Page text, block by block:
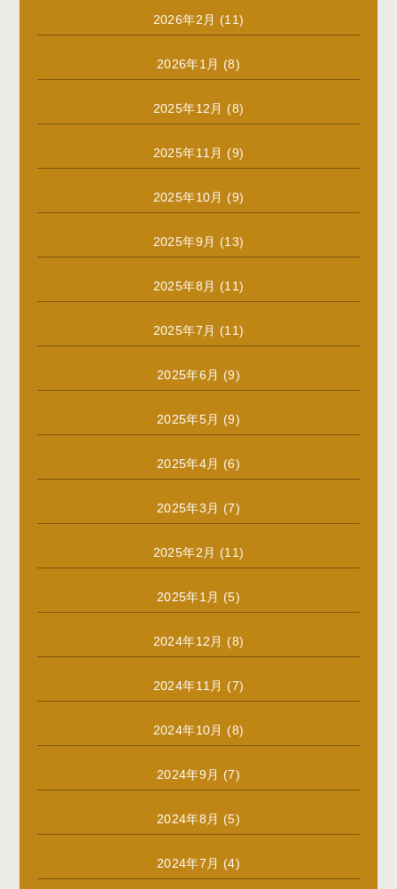
2026年2月 (11)
2026年1月 (8)
2025年12月 (8)
2025年11月 (9)
2025年10月 (9)
2025年9月 (13)
2025年8月 (11)
2025年7月 (11)
2025年6月 (9)
2025年5月 (9)
2025年4月 (6)
2025年3月 (7)
2025年2月 (11)
2025年1月 (5)
2024年12月 (8)
2024年11月 (7)
2024年10月 (8)
2024年9月 (7)
2024年8月 (5)
2024年7月 (4)